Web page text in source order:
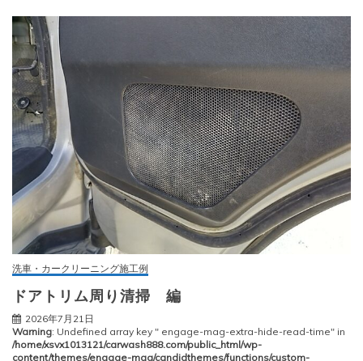
洗車・カークリーニング施工例
ドアトリム周り清掃 編
2026年7月21日
Warning: Undefined array key " engage-mag-extra-hide-read-time" in
/home/xsvx1013121/carwash888.com/public_html/wp-
content/themes/engage-mag/candidthemes/functions/custom-